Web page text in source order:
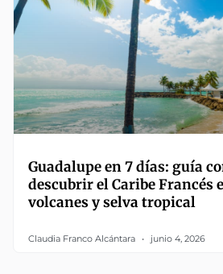
Guadalupe en 7 días: guía
descubrir el Caribe Francés
volcanes y selva tropical
Claudia Franco Alcántara junio 4, 2026